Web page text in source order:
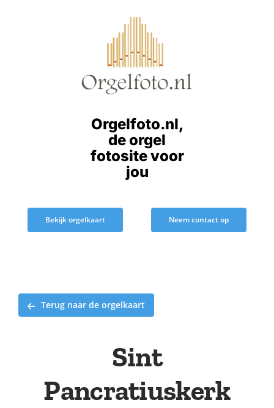
Orgelfoto.nl,
de orgel
fotosite voor
jou
Bekijk orgelkaart Neem contact op
Terug naar de orgelkaart
Sint
Pancratiuskerk